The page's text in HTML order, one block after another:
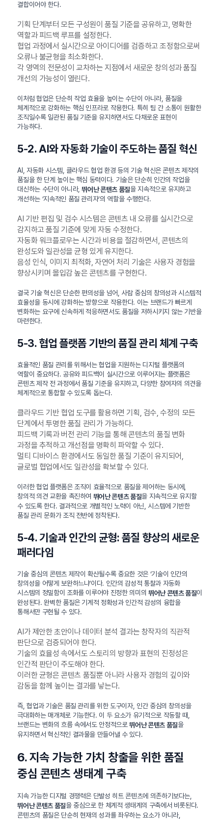
결합이어야 한다.
기획 단계부터 모든 구성원이 품질 기준을 공유하고, 명확한
역할과 피드백 루프를 설정한다.
협업 과정에서 실시간으로 아이디어를 검증하고 조정함으로써
오류나 불균형을 최소화한다.
각 영역의 전문성이 교차하는 지점에서 새로운 창의성과 품질
개선의 가능성이 열린다.
이처럼 협업은 단순히 작업 효율을 높이는 수단이 아니라, 품질을
체계적으로 강화하는 핵심 인프라로 작용한다. 특히 팀 간 소통이 원활한
조직일수록 일관된 품질 기준을 유지하면서도 다채로운 표현이
가능하다.
5-2. AI와 자동화 기술이 주도하는 품질 혁신
AI, 자동화 시스템, 클라우드 협업 환경 등의 기술 혁신은 콘텐츠 제작의
품질을 한 단계 높이는 핵심 동력이다. 기술은 단순히 인간의 작업을
대신하는 수단이 아니라,뛰어난 콘텐츠 품질을 지속적으로 유지하고
개선하는 ‘지속적인 품질 관리자’의 역할을 수행한다.
AI 기반 편집 및 검수 시스템은 콘텐츠 내 오류를 실시간으로
감지하고 품질 기준에 맞게 자동 수정한다.
자동화 워크플로우는 시간과 비용을 절감하면서, 콘텐츠의
완성도와 일관성을 균형 있게 유지한다.
음성 인식, 이미지 최적화, 자연어 처리 기술은 사용자 경험을
향상시키며 몰입감 높은 콘텐츠를 구현한다.
결국 기술 혁신은 단순한 편의성을 넘어, 사람 중심의 창의성과 시스템적
효율성을 동시에 강화하는 방향으로 작용한다. 이는 브랜드가 빠르게
변화하는 요구에 신속하게 적응하면서도 품질을 저하시키지 않는 기반을
마련한다.
5-3. 협업 플랫폼 기반의 품질 관리 체계 구축
효율적인 품질 관리를 위해서는 협업을 지원하는 디지털 플랫폼의
역할이 중요하다. 공유와 피드백이 실시간으로 이루어지는 플랫폼은
콘텐츠 제작 전 과정에서 품질 기준을 유지하고, 다양한 참여자의 의견을
체계적으로 통합할 수 있도록 돕는다.
클라우드 기반 협업 도구를 활용하면 기획, 검수, 수정의 모든
단계에서 투명한 품질 관리가 가능하다.
피드백 기록과 버전 관리 기능을 통해 콘텐츠의 품질 변화
과정을 추적하고 개선점을 명확히 파악할 수 있다.
멀티 디바이스 환경에서도 동일한 품질 기준이 유지되어,
글로벌 협업에서도 일관성을 확보할 수 있다.
이러한 협업 플랫폼은 조직이 효율적으로 품질을 제어하는 동시에,
창의적 의견 교환을 촉진하여 뛰어난 콘텐츠 품질을 지속적으로 유지할
수 있도록 한다. 결과적으로 개별적인 노력이 아닌, 시스템에 기반한
품질 관리 문화가 조직 전반에 정착된다.
5-4. 기술과 인간의 균형: 품질 향상의 새로운
패러다임
기술 중심의 콘텐츠 제작이 확산될수록 중요한 것은 ‘기술이 인간의
창의성을 어떻게 보완하느냐’이다. 인간의 감성적 통찰과 자동화
시스템의 정밀함이 조화를 이루어야 진정한 의미의 뛰어난 콘텐츠 품질이
완성된다. 완벽한 품질은 기계적 정확성과 인간적 감성의 융합을
통해서만 구현될 수 있다.
AI가 제안한 초안이나 데이터 분석 결과는 창작자의 직관적
판단으로 검증되어야 한다.
기술의 효율성 속에서도 스토리의 방향과 표현의 진정성은
인간적 판단이 주도해야 한다.
이러한 균형은 콘텐츠 품질뿐 아니라 사용자 경험의 깊이와
감동을 함께 높이는 결과를 낳는다.
즉, 협업과 기술은 품질 관리를 위한 도구이자, 인간 중심의 창의성을
극대화하는 매개체로 기능한다. 이 두 요소가 유기적으로 작동할 때,
브랜드는 변화의 흐름 속에서도 안정적으로뛰어난 콘텐츠 품질을
유지하면서 혁신적인 결과물을 만들어낼 수 있다.
6. 지속 가능한 가치 창출을 위한 품질
중심 콘텐츠 생태계 구축
지속 가능한 디지털 경쟁력은 단발성 히트 콘텐츠에 의존하기보다는,
뛰어난 콘텐츠 품질을 중심으로 한 체계적 생태계의 구축에서 비롯된다.
콘텐츠의 품질은 단순히 현재의 성과를 좌우하는 요소가 아니라,